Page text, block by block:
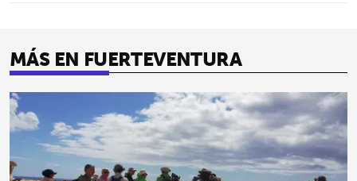
MÁS EN FUERTEVENTURA